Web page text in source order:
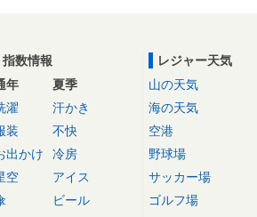
指数情報
年
濯
装
出かけ
空
夏季
汗かき
不快
冷房
アイス
ビール
レジャー天気
山の天気
海の天気
空港
野球場
サッカー場
ゴルフ場